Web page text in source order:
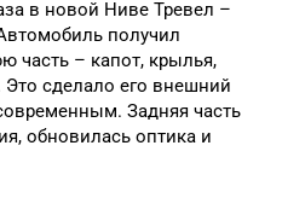
в новой Ниве Тревел –
получил
часть – капот, крылья,
сделало его внешний
Задняя часть
обновилась оптика и